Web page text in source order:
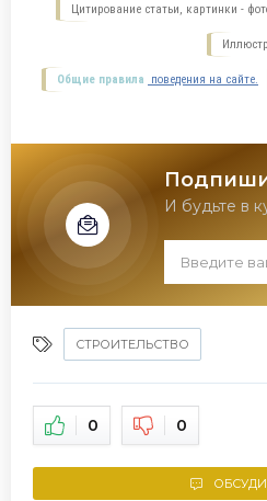
Цитирование статьи, картинки -
Общие правила поведения на сайте.
И будьте в
СТРОИТЕЛЬСТВО
0 0